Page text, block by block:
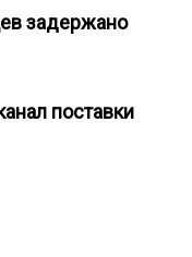
задержано
поставки